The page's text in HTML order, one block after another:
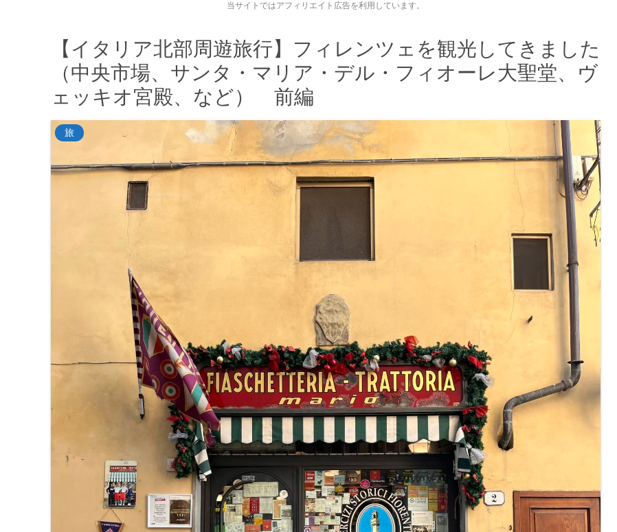
当サイトではアフィリエイト広告を利用しています。
【イタリア北部周遊旅行】フィレンツェを観光してきました
（中央市場、サンタ・マリア・デル・フィオーレ大聖堂、ヴ
ェッキオ宮殿、など） 前編
旅